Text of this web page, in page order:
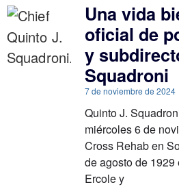
Una vida
oficial de
y
Squadroni
7 de noviembre de 2024
Quinto J.
miércoles 6 de
Cross Rehab en
de agosto de
Ercole y